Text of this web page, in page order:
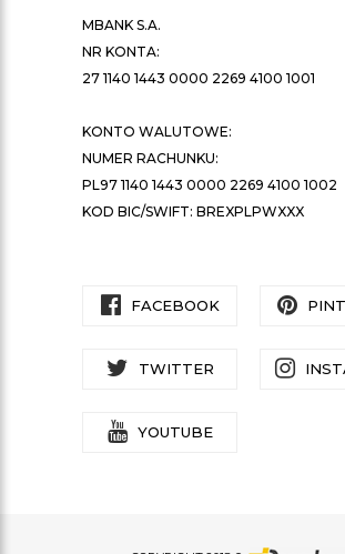
MBANK S.A.
NR KONTA:
27 1140 1443 0000 2269 4100 1001
KONTO WALUTOWE:
NUMER RACHUNKU:
PL97 1140 1443 0000 2269 4100 1002
KOD BIC/SWIFT: BREXPLPWXXX
FACEBOOK
TWITTER
YOUTUBE